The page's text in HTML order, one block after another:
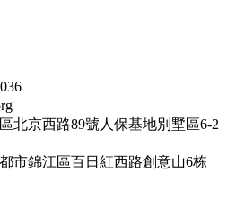
北京西路89號人保基地別墅區6-2
市錦江區百日紅西路創意山6栋